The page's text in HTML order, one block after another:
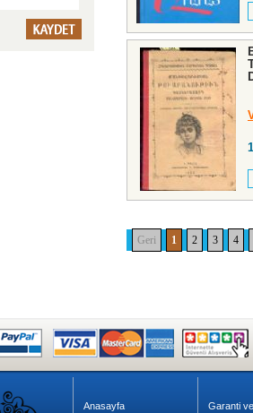
Geri 1 2 3 4
Anasayfa
Garanti